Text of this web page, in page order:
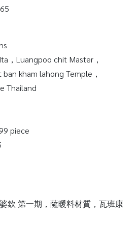
，Luangpoo chit Master，
kham lahong Temple，
Thailand
piece
欽 第一期，薩暖料材質，瓦班康